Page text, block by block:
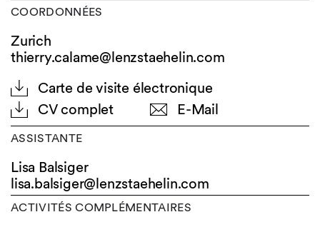
COORDONNÉES
Zurich
thierry.calame@lenzstaehelin.com
Carte de visite électronique
CV complet
E-Mail
ASSISTANTE
Lisa Balsiger
lisa.balsiger@lenzstaehelin.com
ACTIVITÉS COMPLÉMENTAIRES